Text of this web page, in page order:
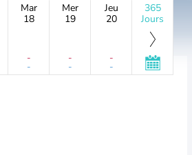
Mar
18
-
-
Mer
19
-
-
Jeu
20
-
-
365
Jours